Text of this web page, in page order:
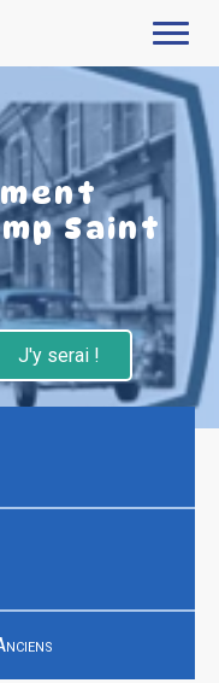
Saint
J'y serai !